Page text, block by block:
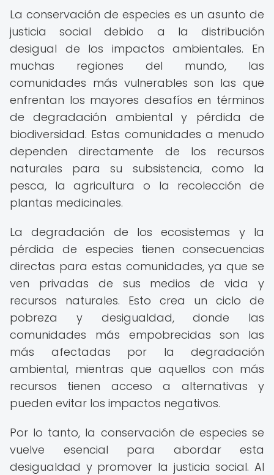
La conservación de especies es un asunto de
justicia social debido a la distribución
desigual de los impactos ambientales. En
muchas regiones del mundo, las
comunidades más vulnerables son las que
enfrentan los mayores desafíos en términos
de degradación ambiental y pérdida de
biodiversidad. Estas comunidades a menudo
dependen directamente de los recursos
naturales para su subsistencia, como la
pesca, la agricultura o la recolección de
plantas medicinales.
La degradación de los ecosistemas y la
pérdida de especies tienen consecuencias
directas para estas comunidades, ya que se
ven privadas de sus medios de vida y
recursos naturales. Esto crea un ciclo de
pobreza y desigualdad, donde las
comunidades más empobrecidas son las
más afectadas por la degradación
ambiental, mientras que aquellos con más
recursos tienen acceso a alternativas y
pueden evitar los impactos negativos.
Por lo tanto, la conservación de especies se
vuelve esencial para abordar esta
desigualdad y promover la justicia social. Al